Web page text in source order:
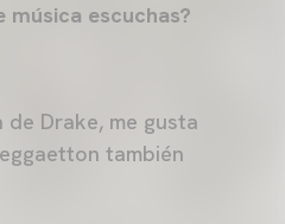
música escuchas?
de Drake, me gusta
también